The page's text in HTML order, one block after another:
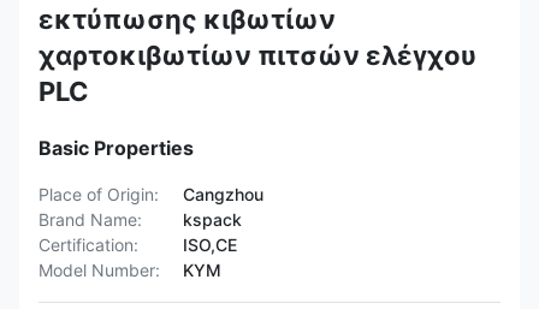
εκτύπωσης κιβωτίων
χαρτοκιβωτίων πιτσών ελέγχου
PLC
Basic Properties
Place of Origin:
Cangzhou
Brand Name:
kspack
Certification:
ISO,CE
Model Number:
KYM